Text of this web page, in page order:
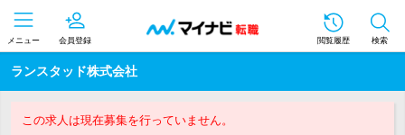
メニュー 会員登録 閲覧履歴 検索
ランスタッド株式会社
この求人は現在募集を行っていません。